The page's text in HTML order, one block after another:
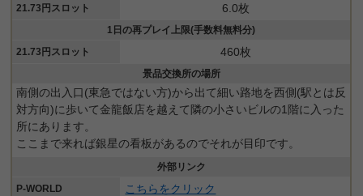
21.73円スロット
6.0枚
1日の再プレイ上限(手数料無料分)
21.73円スロット
460枚
景品交換所の場所
南側の出入口(東急ではない方)から出て細い路地を西側(駅とは反
対方向)に歩いて金龍飯店を越えて隣の小さいビルの1階に入った
所にあります。
ここまで来れば銀星の看板があるのでそれが目印です。
外部リンク
P-WORLD
こちらをクリック